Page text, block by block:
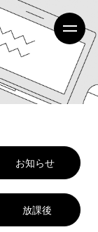
お知らせ
放課後